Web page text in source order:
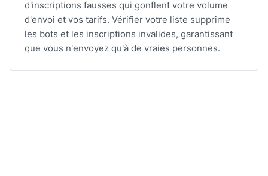
d'inscriptions fausses qui gonflent votre volume
d'envoi et vos tarifs. Vérifier votre liste supprime
les bots et les inscriptions invalides, garantissant
que vous n'envoyez qu'à de vraies personnes.